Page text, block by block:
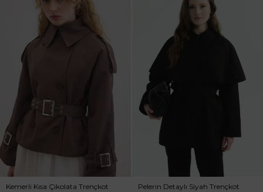
Kemerli Kısa Çikolata Trençkot
Pelerin Detaylı Siyah Trençkot